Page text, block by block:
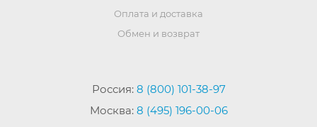
Оплата и доставка
Обмен и возврат
Россия: 8 (800) 101-38-97
Москва: 8 (495) 196-00-06